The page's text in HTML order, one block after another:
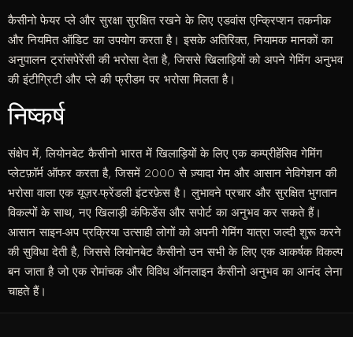
कैसीनो फेयर प्ले और सुरक्षा सुरक्षित रखने के लिए एडवांस एन्क्रिप्शन तकनीक
और नियमित ऑडिट का उपयोग करता है। इसके अतिरिक्त, नियामक मानकों का
अनुपालन ट्रांसपेरेंसी की भरोसा देता है, जिससे खिलाड़ियों को अपने गेमिंग अनुभव
की इंटीग्रिटी और प्ले की फ्रीडम पर भरोसा मिलता है।
निष्कर्ष
संक्षेप में, लियोनबेट कैसीनो भारत में खिलाड़ियों के लिए एक कम्प्रीहेंसिव गेमिंग
प्लेटफ़ॉर्म ऑफर करता है, जिसमें 2000 से ज़्यादा गेम और आसान नेविगेशन की
भरोसा वाला एक यूज़र-फ्रेंडली इंटरफ़ेस है। लुभावने प्रचार और सुरक्षित भुगतान
विकल्पों के साथ, नए खिलाड़ी कंफिडेंस और सपोर्ट का अनुभव कर सकते हैं।
आसान साइन-अप प्रक्रिया उत्साही लोगों को अपनी गेमिंग यात्रा जल्दी शुरू करने
की सुविधा देती है, जिससे लियोनबेट कैसीनो उन सभी के लिए एक आकर्षक विकल्प
बन जाता है जो एक रोमांचक और विविध ऑनलाइन कैसीनो अनुभव का आनंद लेना
चाहते हैं।